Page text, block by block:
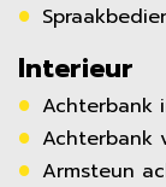
Interieur
Achterbank
Achterbank
Armsteun